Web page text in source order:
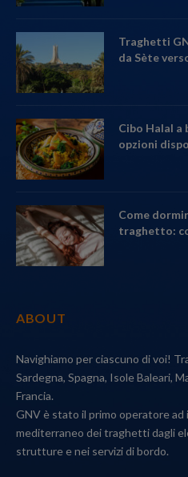
Traghetti
da Sète
Cibo Halal
opzioni
Come
traghetto:
ABOUT
Navighiamo per ciascuno di voi!
Sardegna, Spagna, Isole Baleari,
Francia.
GNV è stato il primo operatore
mediterraneo dei traghetti dagli
strutture e nei servizi di bordo.